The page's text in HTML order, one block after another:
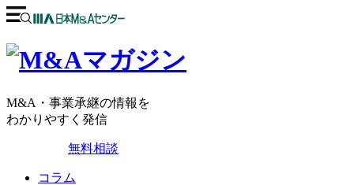
M&A・事業承継の情報を
わかりやすく発信
無料相談
コラム